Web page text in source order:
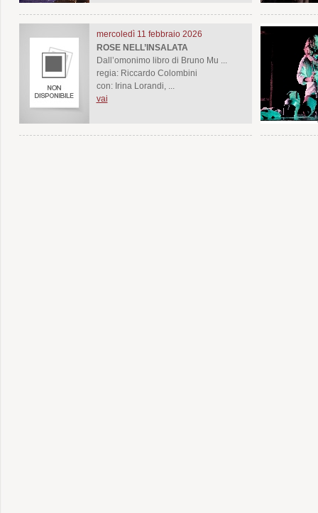
mercoledì 11 febbraio 2026
ROSE NELL’INSALATA
Dall’omonimo libro di Bruno Mu ...
regia: Riccardo Colombini
con: Irina Lorandi, ...
vai